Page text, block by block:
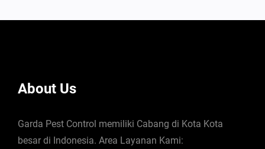
About Us
Garda Pest Control memiliki Cabang di Kota Kota
besar di Indonesia. Area Layanan Kami: